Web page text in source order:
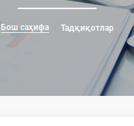
Бош саҳифа Тадқиқотлар